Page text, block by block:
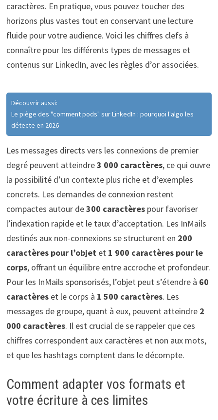
caractères. En pratique, vous pouvez toucher des
horizons plus vastes tout en conservant une lecture
fluide pour votre audience. Voici les chiffres clefs à
connaître pour les différents types de messages et
contenus sur LinkedIn, avec les règles d’or associées.
Découvrir aussi:
Le piège des "comment pods" sur LinkedIn : pourquoi l'algo les
détecte en 2026
Les messages directs vers les connexions de premier
degré peuvent atteindre3 000 caractères, ce qui ouvre
la possibilité d’un contexte plus riche et d’exemples
concrets. Les demandes de connexion restent
compactes autour de300 caractèrespour favoriser
l’indexation rapide et le taux d’acceptation. Les InMails
destinés aux non-connexions se structurent en 200
caractères pour l’objetet 1 900 caractères pour le
corps, offrant un équilibre entre accroche et profondeur.
Pour les InMails sponsorisés, l’objet peut s’étendre à 60
caractèreset le corps à 1 500 caractères. Les
messages de groupe, quant à eux, peuvent atteindre 2
000 caractères. Il est crucial de se rappeler que ces
chiffres correspondent aux caractères et non aux mots,
et que les hashtags comptent dans le décompte.
Comment adapter vos formats et
votre écriture à ces limites